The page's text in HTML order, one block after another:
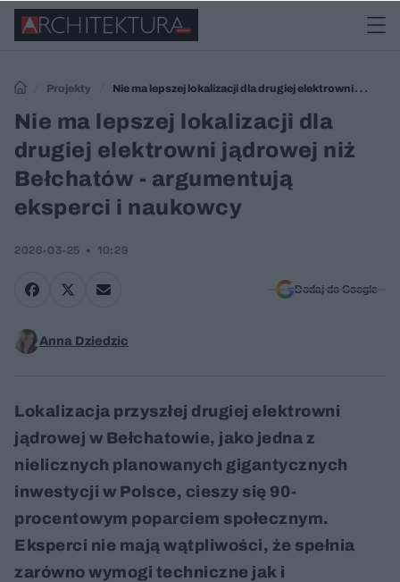
Projekty
Nie ma lepszej lokalizacji dla drugiej elektrowni
jądrowej niż Bełchatów - argumentują eksperci i naukowcy
Nie ma lepszej lokalizacji dla
drugiej elektrowni jądrowej niż
Bełchatów - argumentują
eksperci i naukowcy
2026-03-25 10:29
Dodaj do Google
Anna Dziedzic
Lokalizacja przyszłej drugiej elektrowni
jądrowej w Bełchatowie, jako jedna z
nielicznych planowanych gigantycznych
inwestycji w Polsce, cieszy się 90-
procentowym poparciem społecznym.
Eksperci nie mają wątpliwości, że spełnia
zarówno wymogi techniczne jak i